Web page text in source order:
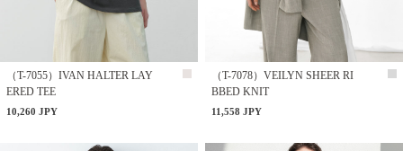
（T-7055）IVAN HALTER LAY
ERED TEE
10,260 JPY
（T-7078）VEILYN SHEER RI
BBED KNIT
11,558 JPY